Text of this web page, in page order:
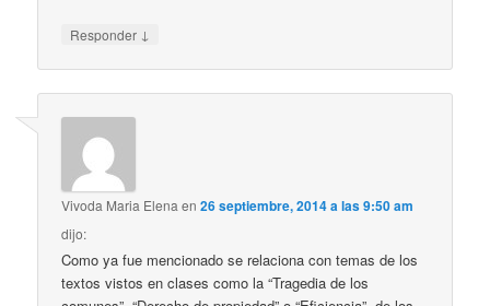
Responder ↓
Vivoda Maria Elena en26 septiembre, 2014 a las 9:50 am
dijo:
Como ya fue mencionado se relaciona con temas de los
textos vistos en clases como la “Tragedia de los